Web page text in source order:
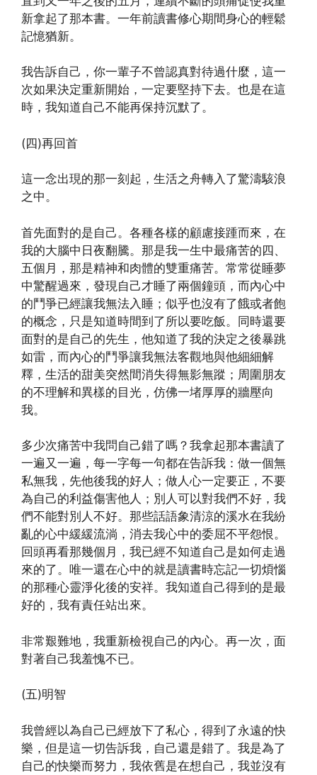
新拿起了那本書。一年前讀書修心期間身心的輕鬆
記憶猶新。
我告訴自己，你一輩子不曾認真對待過什麼，這一
次如果決定重新開始，一定要堅持下去。也是在這
時，我知道自己不能再保持沉默了。
(四)再回首
這一念出現的那一刻起，生活之舟轉入了驚濤駭浪
之中。
首先面對的是自己。各種各樣的顧慮接踵而來，在
我的大腦中日夜翻騰。那是我一生中最痛苦的四、
五個月，那是精神和肉體的雙重痛苦。常常從睡夢
中驚醒過來，發現自己才睡了兩個鐘頭，而內心中
的鬥爭已經讓我無法入睡；似乎也沒有了餓或者飽
的概念，只是知道時間到了所以要吃飯。同時還要
面對的是自己的先生，他知道了我的決定之後暴跳
如雷，而內心的鬥爭讓我無法客觀地與他細細解
釋，生活的甜美突然間消失得無影無蹤；周圍朋友
的不理解和異樣的目光，仿佛一堵厚厚的牆壓向
我。
多少次痛苦中我問自己錯了嗎？我拿起那本書讀了
一遍又一遍，每一字每一句都在告訴我：做一個無
私無我，先他後我的好人；做人心一定要正，不要
為自己的利益傷害他人；別人可以對我們不好，我
們不能對別人不好。那些話語象清涼的溪水在我紛
亂的心中緩緩流淌，消去我心中的委屈不平怨恨。
回頭再看那幾個月，我已經不知道自己是如何走過
來的了。唯一還在心中的就是讀書時忘記一切煩惱
的那種心靈淨化後的安祥。我知道自己得到的是最
好的，我有責任站出來。
非常艱難地，我重新檢視自己的內心。再一次，面
對著自己我羞愧不已。
(五)明智
我曾經以為自己已經放下了私心，得到了永遠的快
樂，但是這一切告訴我，自己還是錯了。我是為了
自己的快樂而努力，我依舊是在想自己，我並沒有